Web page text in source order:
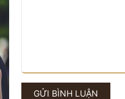
GỬI BÌNH LUẬN